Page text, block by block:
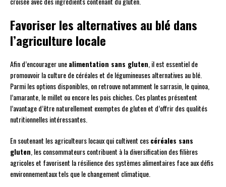
Favoriser les alternatives au blé dans
l’agriculture locale
Afin d’encourager unealimentation sans gluten , il est essentiel de
promouvoir la culture de céréales et de légumineuses alternatives au blé.
Parmi les options disponibles, on retrouve notamment le sarrasin, le quinoa,
l’amarante, le millet ou encore les pois chiches. Ces plantes présentent
l’avantage d’être naturellement exemptes de gluten et d’offrir des qualités
nutritionnelles intéressantes.
En soutenant les agriculteurs locaux qui cultivent cescéréales sans
gluten , les consommateurs contribuent à la diversification des filières
agricoles et favorisent la résilience des systèmes alimentaires face aux défis
environnementaux tels que le changement climatique.